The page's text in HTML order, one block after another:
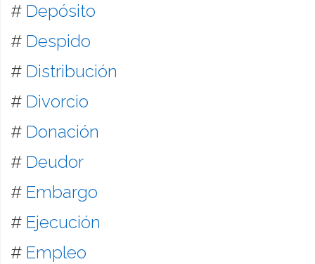
# Depósito
# Despido
# Distribución
# Divorcio
# Donación
# Deudor
# Embargo
# Ejecución
# Empleo